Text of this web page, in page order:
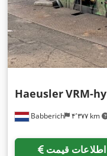
Babberich ۴٬۳۷۷ km
HaeuslerVRM-hy
اطلاعات قیمت